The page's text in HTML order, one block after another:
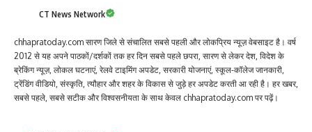
CT News Network
chhapratoday.com सारण जिले से संचालित सबसे पहली और लोकप्रिय न्यूज़ वेबसाइट है। वर्ष
2012 से यह अपने पाठकों/दर्शकों तक हर दिन सबसे पहले छपरा, सारण से लेकर देश, विदेश के
ब्रेकिंग न्यूज़, लोकल घटनाएं, रेलवे टाइमिंग अपडेट, सरकारी योजनाएं, स्कूल-कॉलेज जानकारी,
ट्रेंडिंग वीडियो, संस्कृति, त्यौहार और शहर के विकास से जुड़े हर अपडेट करती आ रही है। हर खबर,
सबसे पहले, सबसे सटीक और विश्वसनीयता के साथ केवल chhapratoday.com पर पढ़ें।